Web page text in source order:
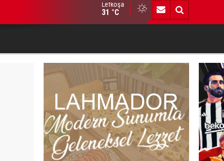
“İçişleri Bakanı ve Başbakan nerede?”
Lefkoşa
31 °C